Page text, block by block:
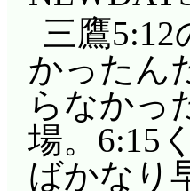
三鷹
かったん
らなかっ
場。6:15
ばかなり